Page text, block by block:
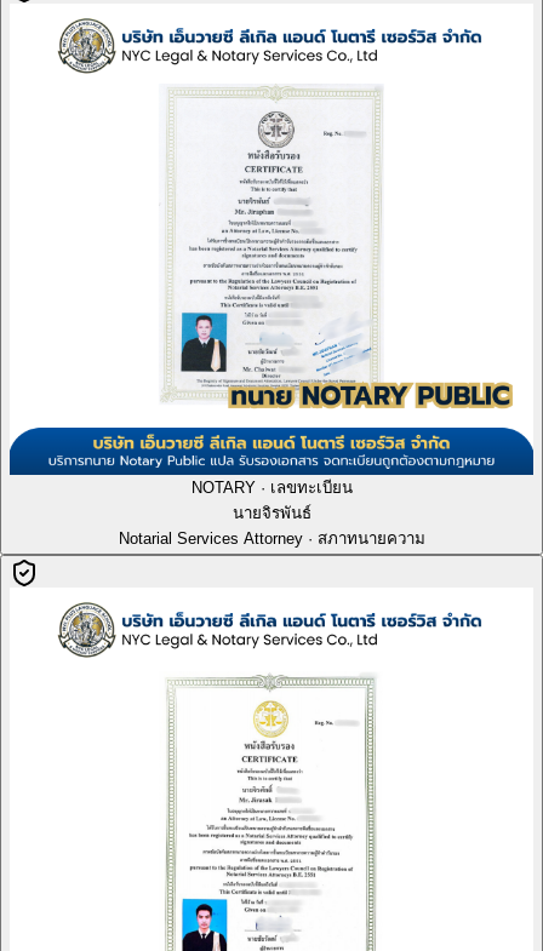
NOTARY · เลขทะเบียน
นายจิรพันธ์
Notarial Services Attorney · สภาทนายความ